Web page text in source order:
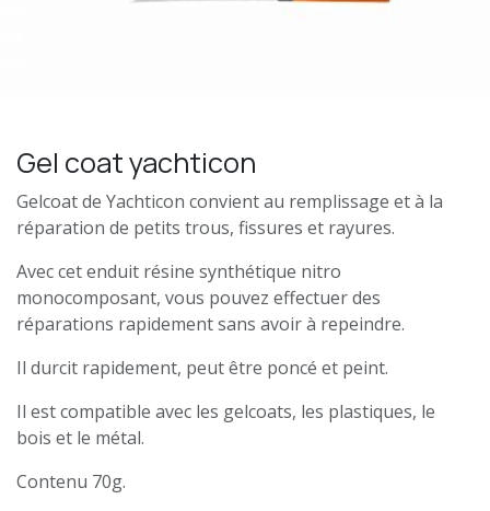
Gel coat yachticon
Gelcoat de Yachticon convient au remplissage et à la
réparation de petits trous, fissures et rayures.
Avec cet enduit résine synthétique nitro
monocomposant, vous pouvez effectuer des
réparations rapidement sans avoir à repeindre.
Il durcit rapidement, peut être poncé et peint.
Il est compatible avec les gelcoats, les plastiques, le
bois et le métal.
Contenu 70g.